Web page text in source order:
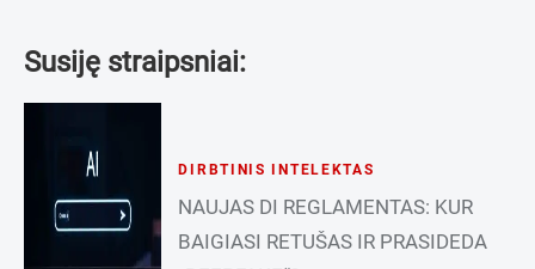
Susiję straipsniai:
DIRBTINIS INTELEKTAS
NAUJAS DI REGLAMENTAS: KUR
BAIGIASI RETUŠAS IR PRASIDEDA